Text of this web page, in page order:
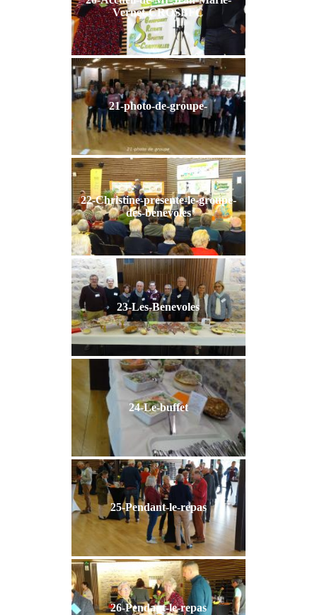
Vernet-CROSBFC
21-photo-de-groupe-
22-Christine-presente-le-groupe-
des-benevoles
23-Les-Benevoles
24-Le-buffet
25-Pendant-le-repas
26-Pendant-le-repas